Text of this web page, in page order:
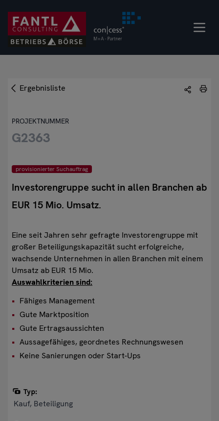
zum
Inhalt
Ergebnisliste
PROJEKTNUMMER
G2363
provisionierter Suchauftrag
Investorengruppe sucht in allen Branchen ab
EUR 15 Mio. Umsatz.
Eine seit Jahren sehr gefragte Investorengruppe mit
großer Beteiligungskapazität sucht erfolgreiche,
wachsende Unternehmen in allen Branchen mit einem
Umsatz ab EUR 15 Mio.
Auswahlkriterien sind:
Fähiges Management
Gute Marktposition
Gute Ertragsaussichten
Aussagefähiges, geordnetes Rechnungswesen
Keine Sanierungen oder Start-Ups
Typ:
Kauf, Beteiligung